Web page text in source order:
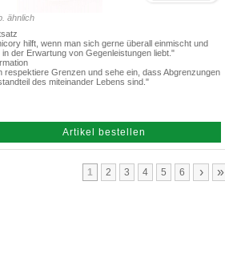
ähnlich
hilft, wenn man sich gerne überall einmischt und
in der Erwartung von Gegenleistungen liebt."
respektiere Grenzen und sehe ein, dass Abgrenzungen
des miteinander Lebens sind."
Artikel bestellen
1 2 3 4 5 6 › »